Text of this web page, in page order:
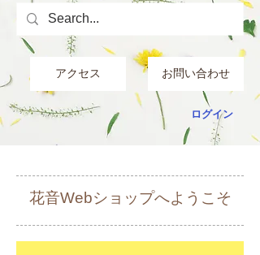
アクセス お問い合わせ
ログイン
花音Webショップへようこそ